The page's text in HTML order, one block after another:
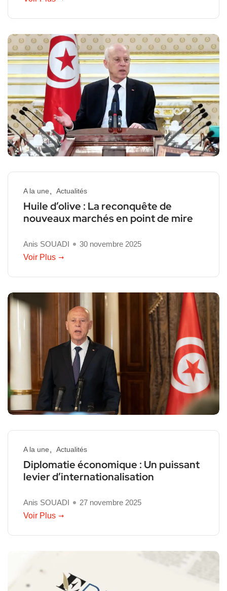
A la une Actualités
Huile d’olive : La reconquête de
nouveaux marchés en point de mire
Anis SOUADI
30 novembre 2025
Voir Plus
A la une Actualités
Diplomatie économique : Un puissant
levier d’internationalisation
Anis SOUADI
27 novembre 2025
Voir Plus